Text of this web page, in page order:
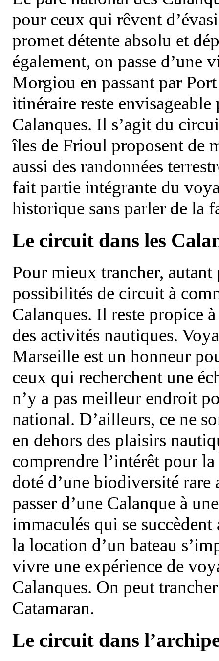
pour ceux qui rêvent
promet détente absolu et
également, on passe d’une
Morgiou en passant par
itinéraire reste
Calanques. Il s’agit du
îles de Frioul proposent de
aussi des randonnées
fait partie intégrante du
historique sans parler de la
Le circuit dans les
Pour mieux trancher, autant
possibilités de circuit à
Calanques. Il reste propice
des activités nautiques.
Marseille est un honneur
ceux qui recherchent une
n’y a pas meilleur endroit
national. D’ailleurs, ce ne
en dehors des plaisirs
comprendre l’intérêt pour
doté d’une biodiversité
passer d’une Calanque à
immaculés qui se
la location d’un bateau
vivre une expérience de
Calanques. On peut
Catamaran.
Le circuit dans